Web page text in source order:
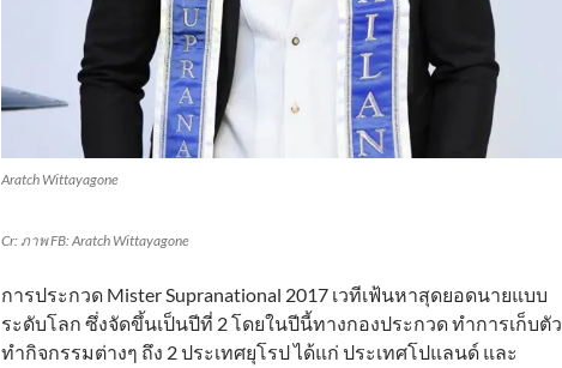
Aratch Wittayagone
Cr: ภาพ FB: Aratch Wittayagone
การประกวด Mister Supranational 2017 เวทีเฟ้นหาสุดยอดนายแบบ
ระดับโลก ซึ่งจัดขึ้นเป็นปีที่ 2 โดยในปีนี้ทางกองประกวด ทำการเก็บตัว
ทำกิจกรรมต่างๆ ถึง 2 ประเทศยุโรป ได้แก่ ประเทศโปแลนด์ และ